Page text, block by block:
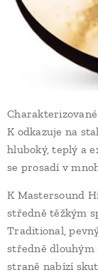
K odkazuje na
hluboký, teplý a
se prosadí v
K Mastersound
středně těžkým
Traditional,
středně dlouhým
straně nabízí